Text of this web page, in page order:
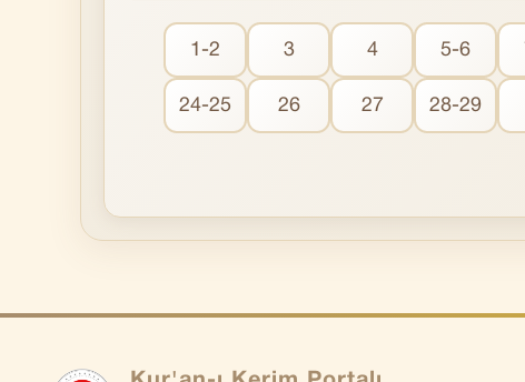
1-2 3 4 5-6
24-25 26 27 28-29